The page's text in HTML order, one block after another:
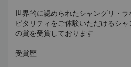
世界的に認められたシャングリ・
ピタリティをご体験いただけるシ
の賞を受賞しております
受賞歴